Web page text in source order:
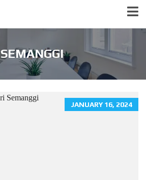
SEMANGGI
JANUARY 16, 2024